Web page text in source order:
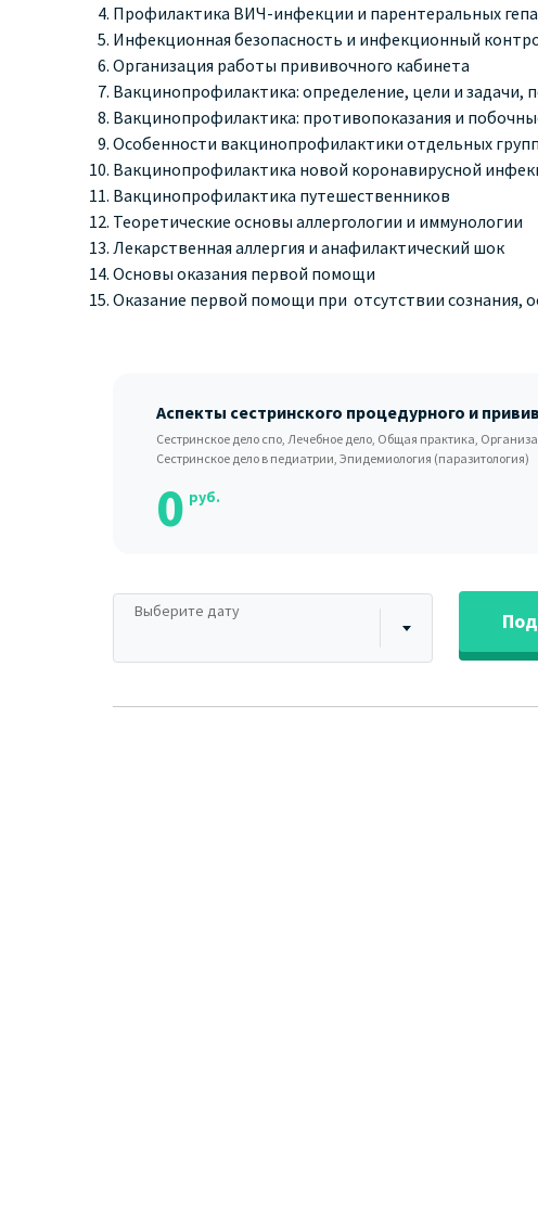
Профилактика ВИЧ-инфекции и парентеральных
Инфекционная безопасность и инфекционный
Организация работы прививочного кабинета
Вакцинопрофилактика: определение, цели и задачи,
Вакцинопрофилактика: противопоказания и
Особенности вакцинопрофилактики отдельных
Вакцинопрофилактика новой коронавирусной
Вакцинопрофилактика путешественников
Теоретические основы аллергологии и иммунологии
Лекарственная аллергия и анафилактический шок
Основы оказания первой помощи
Оказание первой помощи при отсутствии сознания,
Аспекты сестринского процедурного и
Сестринское дело спо, Лечебное дело, Общая практика,
Сестринское дело в педиатрии, Эпидемиология (паразитология)
0 руб.
Выберите дату